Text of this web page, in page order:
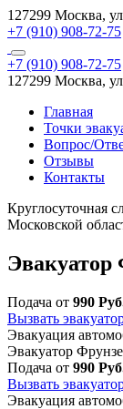
127299 Москва,
+7 (910) 908-72-75
+7 (910) 908-72-75
127299 Москва,
Главная
Точки
Вопрос/
Отзывы
Контакты
Круглосуточная
Московской
Эвакуатор
Подача от 990
Вызвать
Эвакуация
Эвакуатор
Подача от 990
Вызвать
Эвакуация